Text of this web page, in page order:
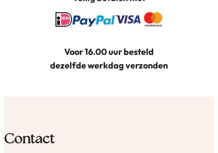
Voor 16.00 uur besteld
dezelfde werkdag verzonden
Contact